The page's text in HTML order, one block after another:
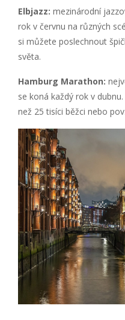
Elbjazz: mezinárodní
rok v červnu na různých
si můžete poslechnout
světa.
Hamburg Marathon:
se koná každý rok v
než 25 tisíci běžci nebo